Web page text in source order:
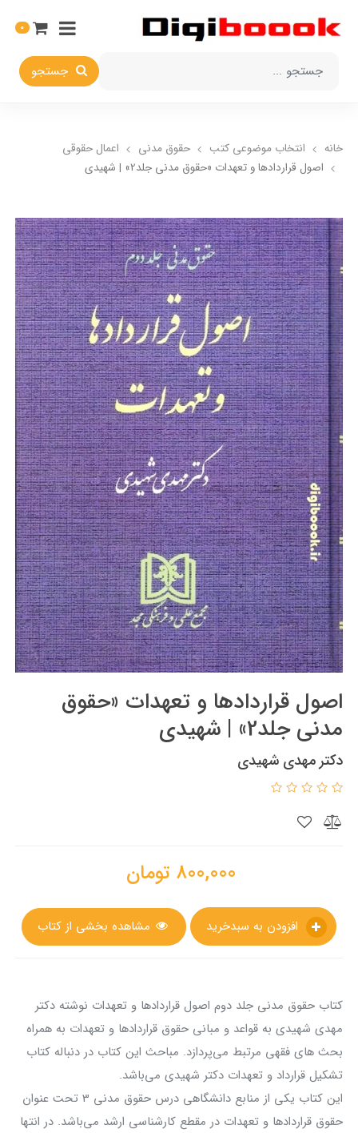
جستجو
0
خانه انتخاب​ موضوعي​ کتب حقوق مدني
اعمال حقوقي
اصول قراردادها و تعهدات «حقوق مدنی جلد2» | شهیدی
اصول قراردادها و تعهدات «حقوق
مدنی جلد2» | شهیدی
دکتر مهدی شهیدی
800,000 تومان
مشاهده بخشی از کتاب
کتاب حقوق مدنی جلد دوم اصول قراردادها و تعهدات نوشته دکتر
مهدی شهیدی به قواعد و مبانی حقوق قراردادها و تعهدات به همراه
بحث های فقهی مرتبط می‌پردازد. مباحث این کتاب در دنباله کتاب
تشکیل قرارداد و تعهدات دکتر شهیدی می‌باشد.
این کتاب یکی از منابع دانشگاهی درس حقوق مدنی 3 تحت عنوان
حقوق قراردادها و تعهدات در مقطع کارشناسی ارشد می‌باشد. در انتها